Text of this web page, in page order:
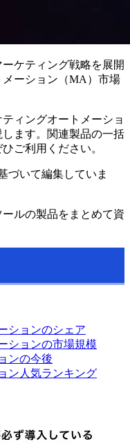
ケティング戦略を展開
ーション（MA）市場
ィングオートメーショ
ます。関連製品の一括
ご利用ください。
づいて編集していま
ルの製品をまとめて資
ションのシェア
ションの市場規模
ンの今後
ン人気ランキング